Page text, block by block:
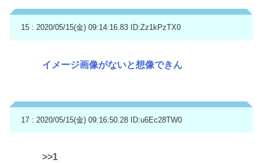
15 : 2020/05/15(金) 09:14:16.83 ID:Zz1kPzTX0
イメージ画像がないと想像できん
17 : 2020/05/15(金) 09:16:50.28 ID:u6Ec28TW0
>>1